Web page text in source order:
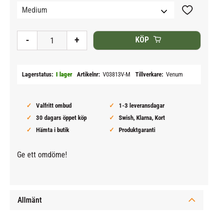
+
- KÖP
Lägg till
Lagerstatus I lager Artikelnr V03813V-M Tillverkare Venum
Valfritt ombud
1-3 leveransdagar
30 dagars öppet köp
Swish, Klarna, Kort
Hämta i butik
Produktgaranti
Ge ett omdöme!
Allmänt